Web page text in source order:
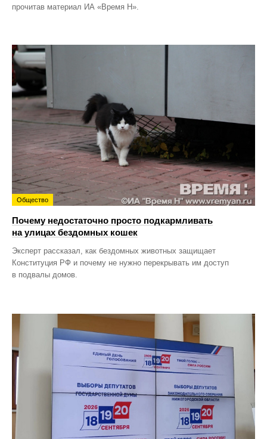
прочитав материал ИА «Время Н».
Общество
Почему недостаточно просто подкармливать
на улицах бездомных кошек
Эксперт рассказал, как бездомных животных защищает
Конституция РФ и почему не нужно перекрывать им доступ
в подвалы домов.